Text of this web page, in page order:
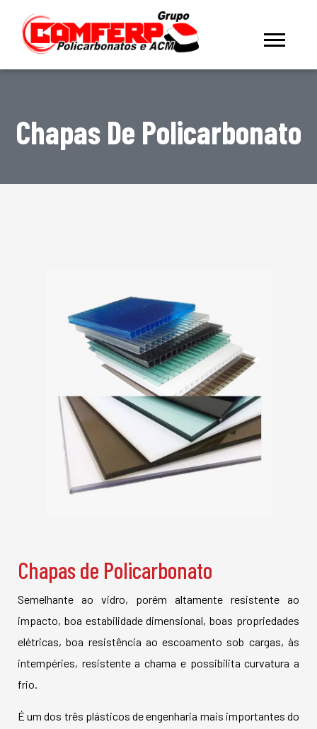
Chapas De Policarbonato
Chapas de Policarbonato
Semelhante ao vidro, porém altamente resistente ao
impacto, boa estabilidade dimensional, boas propriedades
elétricas, boa resistência ao escoamento sob cargas, às
intempéries, resistente a chama e possibilita curvatura a
frio.
É um dos três plásticos de engenharia mais importantes do